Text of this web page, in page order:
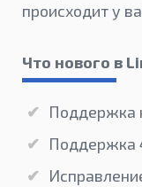
происходит у
Что нового в
Поддержка
Поддержка